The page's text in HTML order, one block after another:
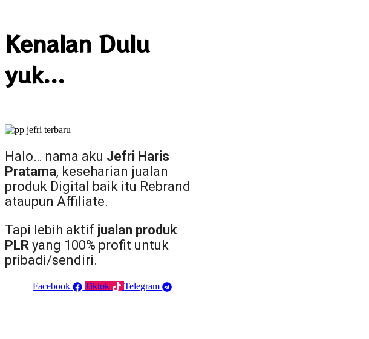
Kenalan Dulu
yuk...
Halo… nama aku Jefri Haris
Pratama, keseharian jualan
produk Digital baik itu Rebrand
ataupun Affiliate.
Tapi lebih aktif jualan produk
PLR yang 100% profit untuk
pribadi/sendiri.
Facebook Tiktok Telegram